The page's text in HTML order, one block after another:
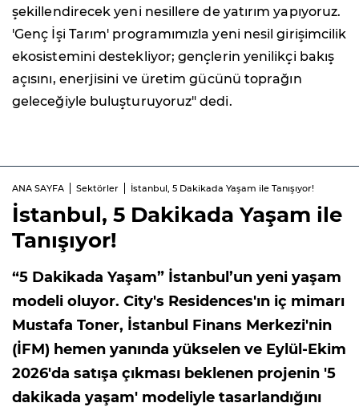
şekillendirecek yeni nesillere de yatırım yapıyoruz.
'Genç İşi Tarım' programımızla yeni nesil girişimcilik
ekosistemini destekliyor; gençlerin yenilikçi bakış
açısını, enerjisini ve üretim gücünü toprağın
geleceğiyle buluşturuyoruz" dedi.
ANA SAYFA Sektörler İstanbul, 5 Dakikada Yaşam ile Tanışıyor!
İstanbul, 5 Dakikada Yaşam ile
Tanışıyor!
“5 Dakikada Yaşam” İstanbul’un yeni yaşam
modeli oluyor. City's Residences'ın iç mimarı
Mustafa Toner, İstanbul Finans Merkezi'nin
(İFM) hemen yanında yükselen ve Eylül-Ekim
2026'da satışa çıkması beklenen projenin '5
dakikada yaşam' modeliyle tasarlandığını